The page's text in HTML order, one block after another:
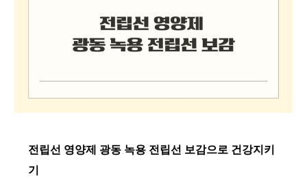
전립선 영양제 광동 녹용 전립선 보감으로 건강지키
기